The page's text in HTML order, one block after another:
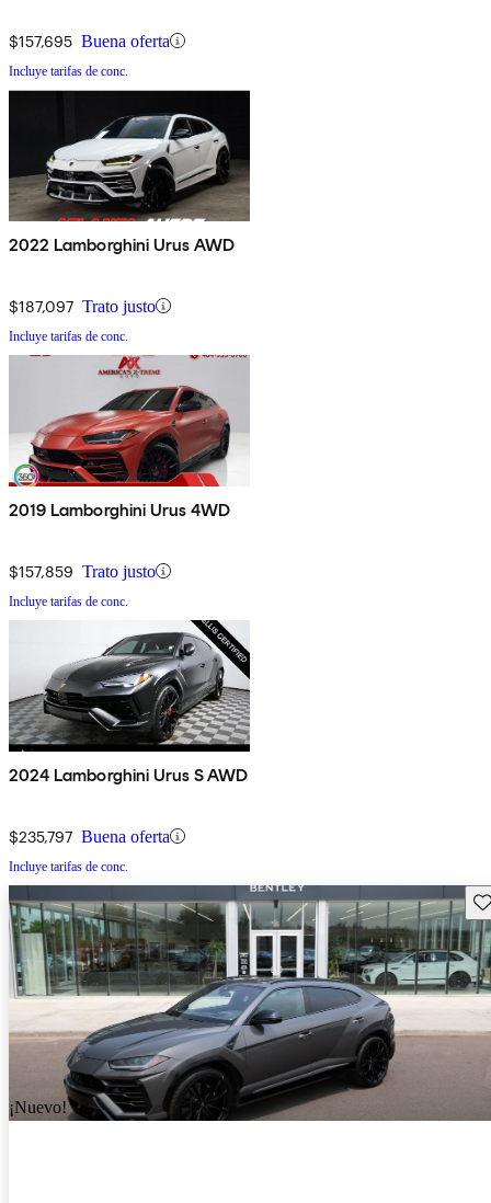
$157,695 Buena oferta
Incluye tarifas de conc.
2022 Lamborghini Urus AWD
$187,097 Trato justo
Incluye tarifas de conc.
2019 Lamborghini Urus 4WD
$157,859 Trato justo
Incluye tarifas de conc.
2024 Lamborghini Urus S AWD
$235,797 Buena oferta
Incluye tarifas de conc.
¡Nuevo!